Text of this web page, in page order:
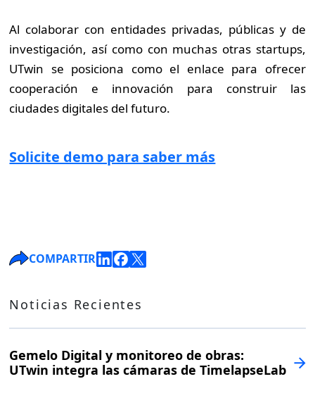
Al colaborar con entidades privadas, públicas y de
investigación, así como con muchas otras startups,
UTwin se posiciona como el enlace para ofrecer
cooperación e innovación para construir las
ciudades digitales del futuro.
Solicite demo para saber más
COMPARTIR
Noticias Recientes
Gemelo Digital y monitoreo de obras:
UTwin integra las cámaras de TimelapseLab